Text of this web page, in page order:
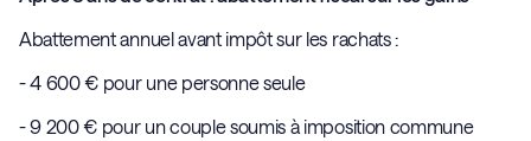
Abattement annuel avant impôt sur les rachats :
- 4 600 € pour une personne seule
- 9 200 € pour un couple soumis à imposition commune